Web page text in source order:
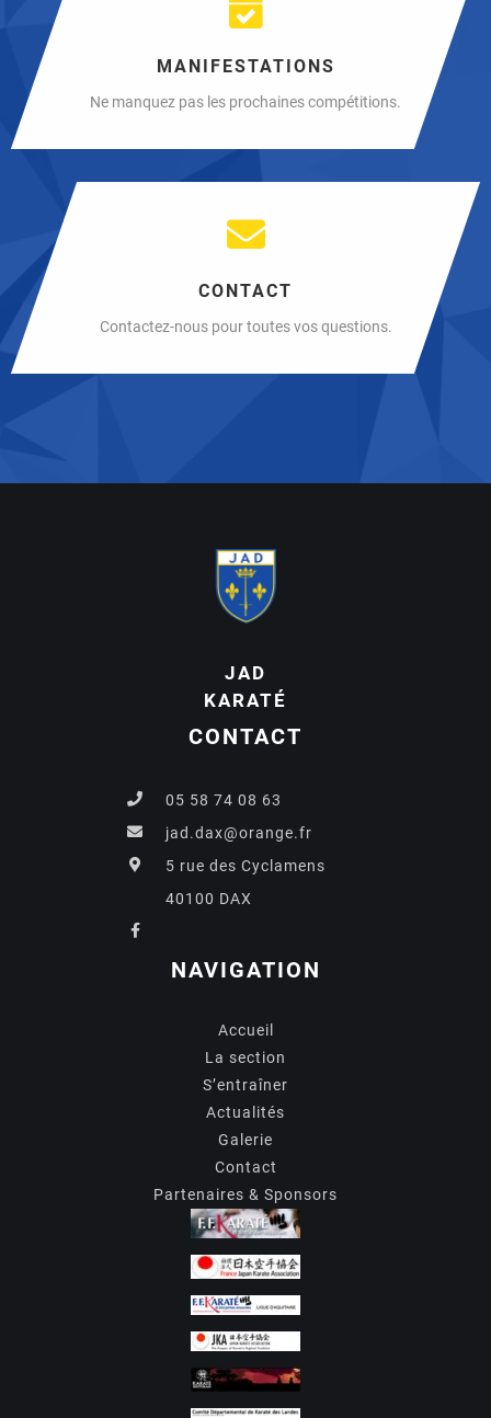
MANIFESTATIONS
Ne manquez pas les prochaines compétitions.
CONTACT
Contactez-nous pour toutes vos questions.
JAD
KARATÉ
CONTACT
05 58 74 08 63
jad.dax@orange.fr
5 rue des Cyclamens
40100 DAX
NAVIGATION
Accueil
La section
S’entraîner
Actualités
Galerie
Contact
Partenaires & Sponsors